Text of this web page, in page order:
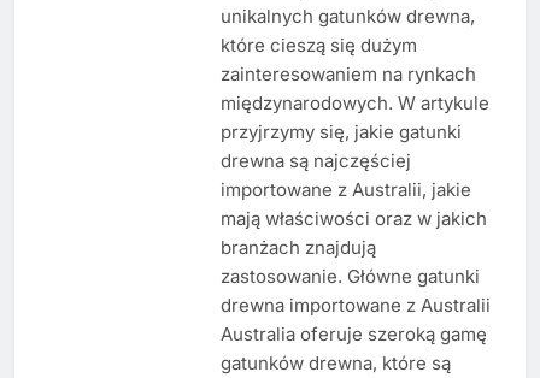
unikalnych gatunków drewna,
które cieszą się dużym
zainteresowaniem na rynkach
międzynarodowych. W artykule
przyjrzymy się, jakie gatunki
drewna są najczęściej
importowane z Australii, jakie
mają właściwości oraz w jakich
branżach znajdują
zastosowanie. Główne gatunki
drewna importowane z Australii
Australia oferuje szeroką gamę
gatunków drewna, które są